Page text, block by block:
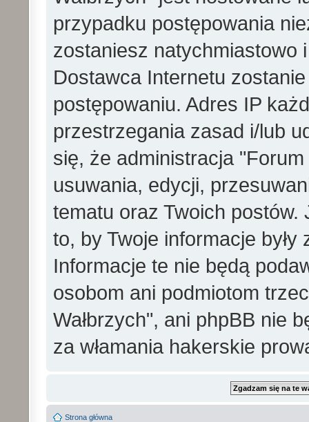
przypadku postępowania
zostaniesz natychmiastowo
Dostawca Internetu
postępowaniu. Adres IP
przestrzegania zasad i/lub
się, że administracja
usuwania, edycji,
tematu oraz Twoich
to, by Twoje informacje
Informacje te nie będą
osobom ani podmiotom
Wałbrzych", ani phpBB nie
za włamania hakerskie
Strona główna